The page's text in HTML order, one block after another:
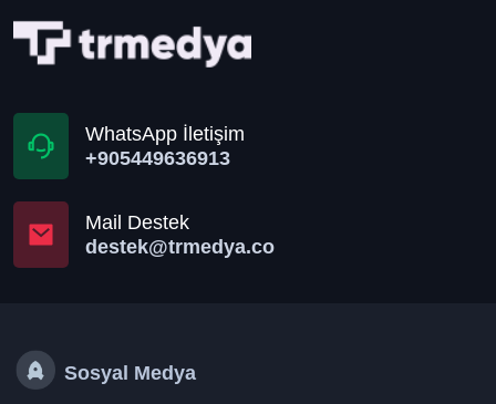
WhatsApp İletişim
+905449636913
Mail Destek
destek@trmedya.co
Sosyal Medya